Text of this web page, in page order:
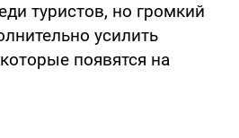
туристов, но громкий
усилить
появятся на